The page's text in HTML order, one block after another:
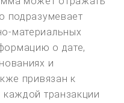
подразумевает
материальных
о дате,
и
привязан к
каждой транзакции